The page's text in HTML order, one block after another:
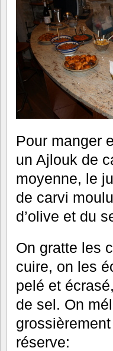
Pour manger
un Ajlouk de
moyenne, le
de carvi
d’olive et du
On gratte les
cuire, on les
pelé et
de sel. On
réserve: